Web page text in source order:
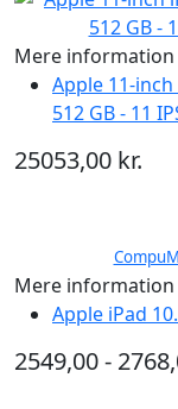
Mere information
Apple 11-
512 GB - 11
25053,00 kr.
Mere information
Apple iPad
2549,00 -